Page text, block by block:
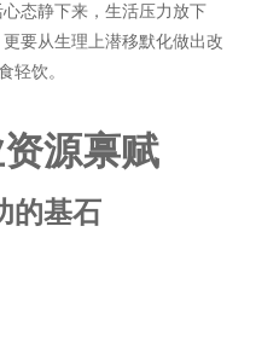
态静下来，生活压力放下
要从生理上潜移默化做出改
轻饮。
源禀赋
的基石